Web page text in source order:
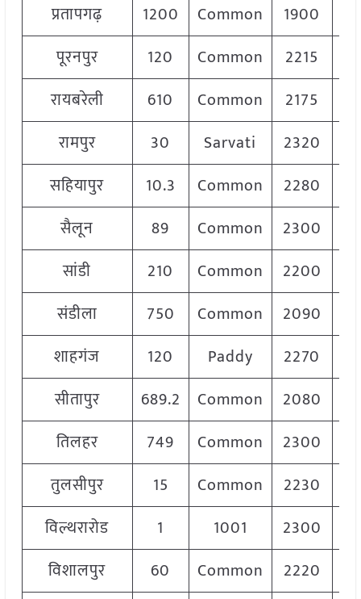
प्रतापगढ़ 1200 Common 1900
पूरनपुर
120 Common 2215
रायबरेली
610 Common 2175
रामपुर
30 Sarvati 2320
सहियापुर
10.3 Common 2280
सैलून
89 Common 2300
सांडी
210 Common 2200
संडीला
750 Common 2090
शाहगंज
120 Paddy 2270
सीतापुर
689.2 Common 2080
तिलहर
749 Common 2300
तुलसीपुर
15 Common 2230
विल्थरारोड
1 1001 2300
विशालपुर
60 Common 2220